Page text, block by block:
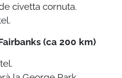
civetta cornuta.
(ca 200 km)